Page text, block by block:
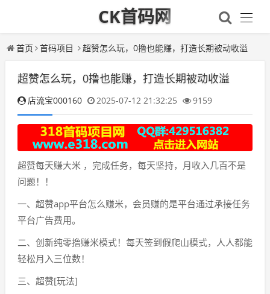
CK首码网
首页 首码项目 超赞怎么玩，0撸也能赚，打造长期被动收溢
超赞怎么玩，0撸也能赚，打造长期被动收溢
店流宝000160 2025-07-12 21:32:25 9159
超赞每天赚大米 ，完成任务，每天坚持，月收入几百不是
问题！！
一、超赞app平台怎么赚米，会员赚的是平台通过承接任务
平台广告费用。
二、创新纯零撸赚米模式！每天签到假爬山模式，人人都能
轻松月入三位数！
三、超赞[玩法]